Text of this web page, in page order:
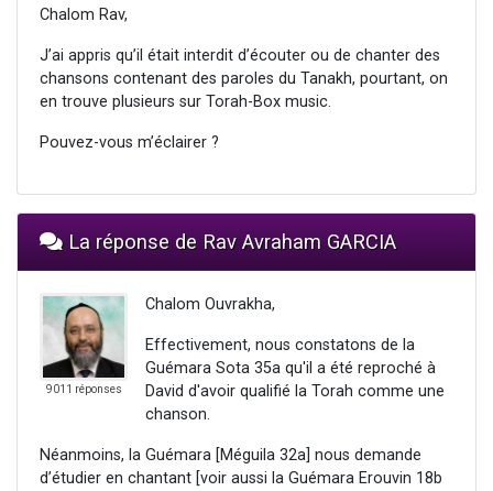
Chalom Rav,
J’ai appris qu’il était interdit d’écouter ou de chanter des
chansons contenant des paroles du Tanakh, pourtant, on
en trouve plusieurs sur Torah-Box music.
Pouvez-vous m’éclairer ?
La réponse de Rav Avraham GARCIA
9011 réponses
Chalom Ouvrakha,
Effectivement, nous constatons de la
Guémara Sota 35a qu'il a été reproché à
David d'avoir qualifié la Torah comme une
chanson.
Néanmoins, la Guémara [Méguila 32a] nous demande
d’étudier en chantant [voir aussi la Guémara Erouvin 18b